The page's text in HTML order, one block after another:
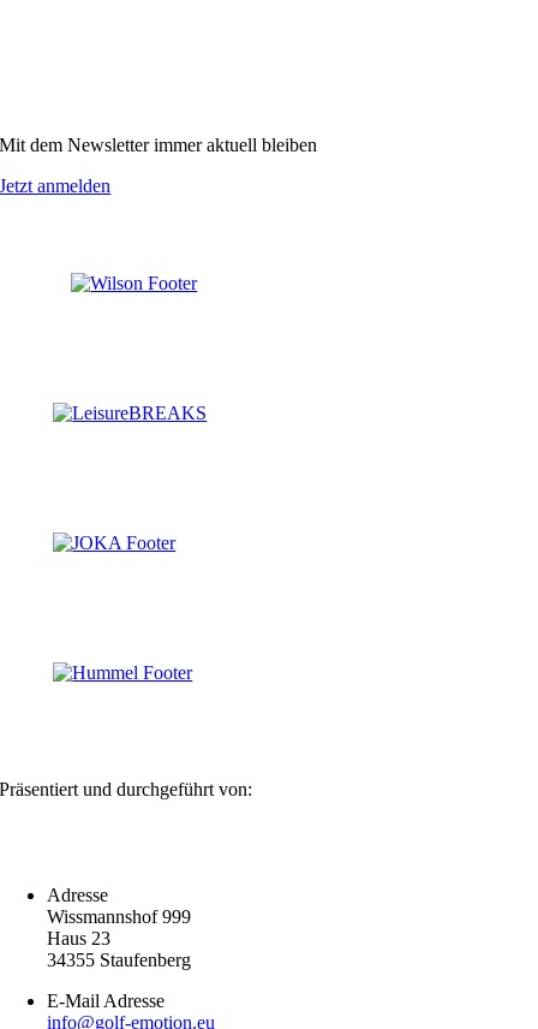
Mit dem Newsletter immer aktuell bleiben
Jetzt anmelden
Präsentiert und durchgeführt von:
Adresse
Wissmannshof 999
Haus 23
34355 Staufenberg
E-Mail Adresse
info@golf-emotion.eu